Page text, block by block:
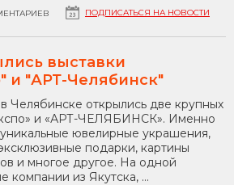
ПОДПИСАТЬСЯ НА НОВОСТИ
выставки
и "АРТ-Челябинск"
Челябинске открылись две крупных
и «АРТ-ЧЕЛЯБИНСК». Именно
ювелирные украшения,
подарки, картины
и многое другое. На одной
компании из Якутска, ...